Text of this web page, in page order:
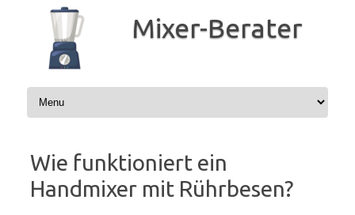
springen
Mixer-Berater
Wie funktioniert ein
Handmixer mit Rührbesen?